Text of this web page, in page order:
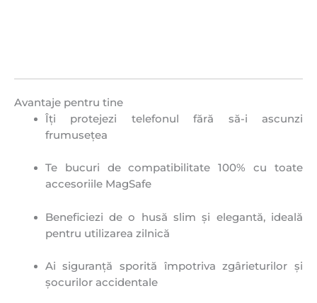
Avantaje pentru tine
Îți protejezi telefonul fără să-i ascunzi
frumusețea
Te bucuri de compatibilitate 100% cu toate
accesoriile MagSafe
Beneficiezi de o husă slim și elegantă, ideală
pentru utilizarea zilnică
Ai siguranță sporită împotriva zgârieturilor și
șocurilor accidentale